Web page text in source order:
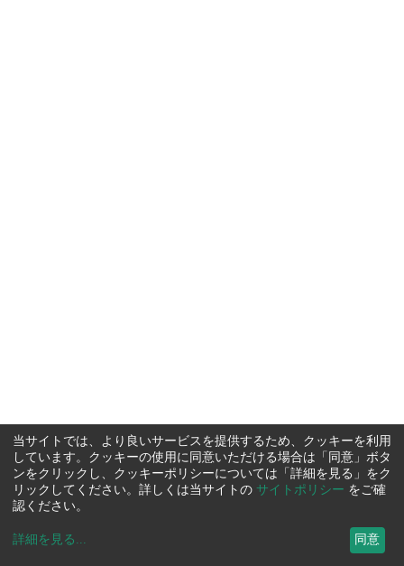
当サイトでは、より良いサービスを提供するため、クッキーを利用
しています。クッキーの使用に同意いただける場合は「同意」ボタ
ンをクリックし、クッキーポリシーについては「詳細を見る」をク
リックしてください。詳しくは当サイトの サイトポリシー をご確
認ください。
詳細を見る ... 同意